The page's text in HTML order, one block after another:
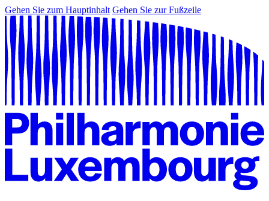
Gehen Sie zum Hauptinhalt Gehen Sie zur Fußzeile